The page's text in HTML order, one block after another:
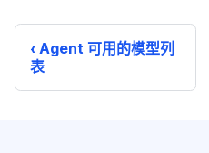
Agent 可用的模型列
表